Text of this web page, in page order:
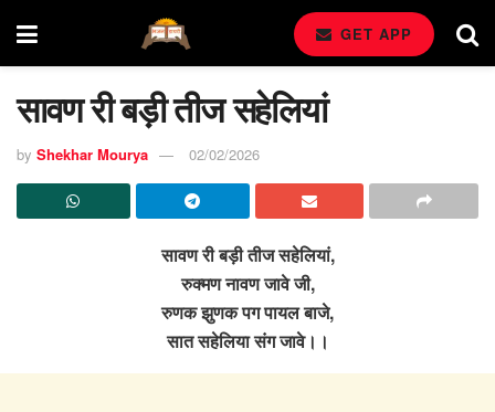
GET APP
सावण री बड़ी तीज सहेलियां
by Shekhar Mourya 02/02/2026
सावण री बड़ी तीज सहेलियां,
रुक्मण नावण जावे जी,
रुणक झुणक पग पायल बाजे,
सात सहेलिया संग जावे।।